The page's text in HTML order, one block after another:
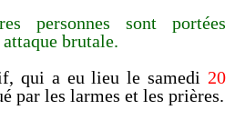
personnes sont portées
brutale.
qui a eu lieu le samedi 20
par les larmes et les prières.